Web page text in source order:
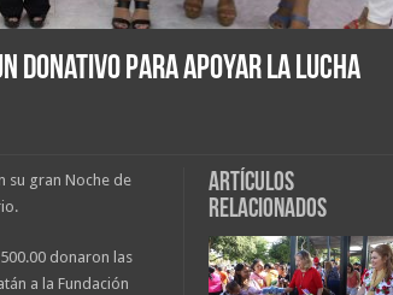
donativo para apoyar la lucha
Artículos
relacionados
su gran Noche de
donaron las
a la Fundación